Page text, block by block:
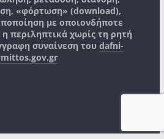
«φόρτωση» (download),
με οποιονδήποτε
περιληπτικά χωρίς τη ρητή
συναίνεση του dafni-